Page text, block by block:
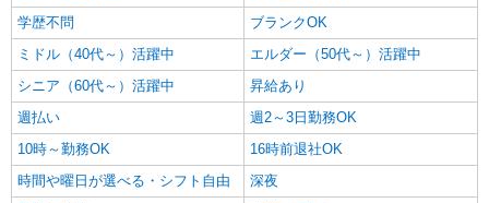
詳細を見る
派遣社員
日研トータルソーシング株式会社 メディカルケア事業部/名古屋オフ
ィス【看護助手】
看護助手（病院）
時給1,250円〜
愛知県一宮市
学歴不問
ブランクOK
ミドル（40代～）活躍中
エルダー（50代～）活躍中
シニア（60代～）活躍中
昇給あり
週払い
週2～3日勤務OK
10時～勤務OK
16時前退社OK
時間や曜日が選べる・シフト自由
深夜